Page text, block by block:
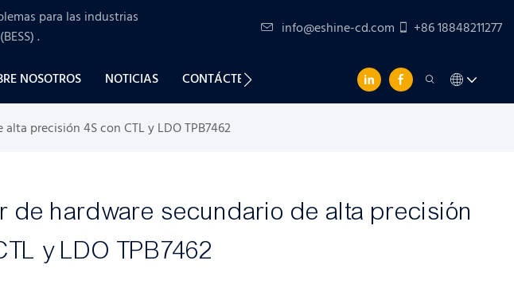
para las industrias
. info@eshine-cd.com +86 18848211277
NOSOTROS NOTICIAS CONTÁCTENOS
precisión 4S con CTL y LDO TPB7462
de hardware secundario de alta precisión
y LDO TPB7462